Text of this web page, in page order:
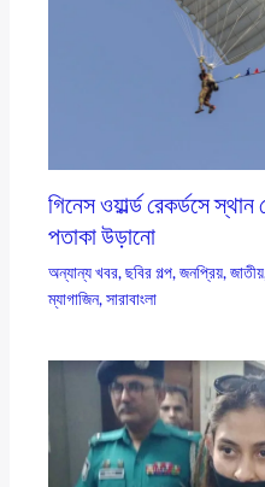
গিনেস ওয়ার্ল্ড রেকর্ডসে
পতাকা উড়ানো
অন্যান্য খবর,ছবির গল্প,জনপ্রিয়,জাতীয়
ম্যাগাজিন,সারাবাংলা